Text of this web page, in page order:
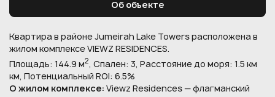
Об объекте
Квартира в районе Jumeirah Lake Towers расположена в
жилом комплексе VIEWZ RESIDENCES.
Площадь: 144.9 м2, Спален: 3, Расстояние до моря: 1.5 км
км, Потенциальный ROI: 6.5%
О жилом комплексе: Viewz Residences — флагманский